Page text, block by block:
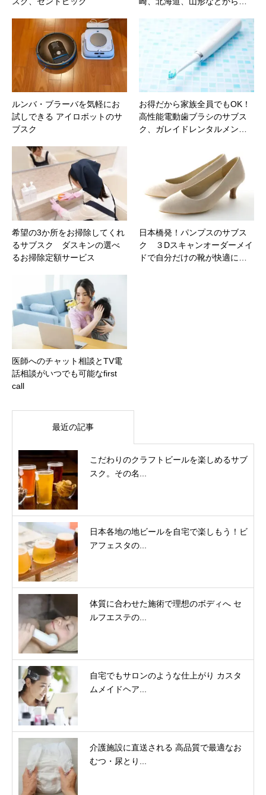
ルンバ・ブラーバを気軽にお
試しできる アイロボットのサ
ブスク
お得だから家族全員でもOK！
高性能電動歯ブラシのサブス
ク、ガレイドレンタルメン…
希望の3か所をお掃除してくれ
るサブスク ダスキンの選べ
るお掃除定額サービス
日本橋発！パンプスのサブス
ク ３Dスキャンオーダーメイ
ドで自分だけの靴が快適に…
医師へのチャット相談とTV電
話相談がいつでも可能なfirst
call
最近の記事
こだわりのクラフトビールを楽しめるサブ
スク。その名...
日本各地の地ビールを自宅で楽しもう！ビ
アフェスタの...
体質に合わせた施術で理想のボディへ セ
ルフエステの...
自宅でもサロンのような仕上がり カスタ
ムメイドヘア...
介護施設に直送される 高品質で最適なお
むつ・尿とり...